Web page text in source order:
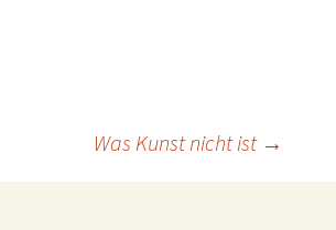
Was Kunst nicht ist →